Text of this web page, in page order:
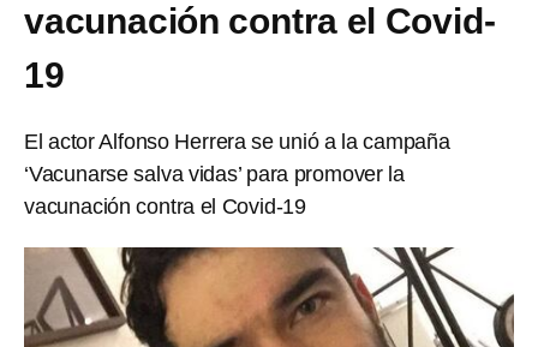
vacunación contra el Covid-
19
El actor Alfonso Herrera se unió a la campaña
‘Vacunarse salva vidas’ para promover la
vacunación contra el Covid-19